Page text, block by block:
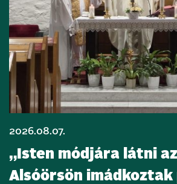
2026.08.07.
„Isten módjára látni
Alsóörsön imádkoztak